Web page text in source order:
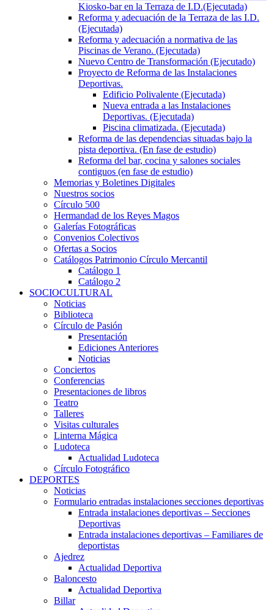
Kiosko-bar en la Terraza de I.D.(Ejecutada)
Reforma y adecuación de la Terraza de las I.D.
(Ejecutada)
Reforma y adecuación a normativa de las
Piscinas de Verano. (Ejecutada)
Nuevo Centro de Transformación (Ejecutado)
Proyecto de Reforma de las Instalaciones
Deportivas.
Edificio Polivalente (Ejecutada)
Nueva entrada a las Instalaciones
Deportivas. (Ejecutada)
Piscina climatizada. (Ejecutada)
Reforma de las dependencias situadas bajo la
pista deportiva. (En fase de estudio)
Reforma del bar, cocina y salones sociales
contiguos (en fase de estudio)
Memorias y Boletines Digitales
Nuestros socios
Círculo 500
Hermandad de los Reyes Magos
Galerías Fotográficas
Convenios Colectivos
Ofertas a Socios
Catálogos Patrimonio Círculo Mercantil
Catálogo 1
Catálogo 2
SOCIOCULTURAL
Noticias
Biblioteca
Círculo de Pasión
Presentación
Ediciones Anteriores
Noticias
Conciertos
Conferencias
Presentaciones de libros
Teatro
Talleres
Visitas culturales
Linterna Mágica
Ludoteca
Actualidad Ludoteca
Círculo Fotográfico
DEPORTES
Noticias
Formulario entradas instalaciones secciones deportivas
Entrada instalaciones deportivas – Secciones
Deportivas
Entrada instalaciones deportivas – Familiares de
deportistas
Ajedrez
Actualidad Deportiva
Baloncesto
Actualidad Deportiva
Billar